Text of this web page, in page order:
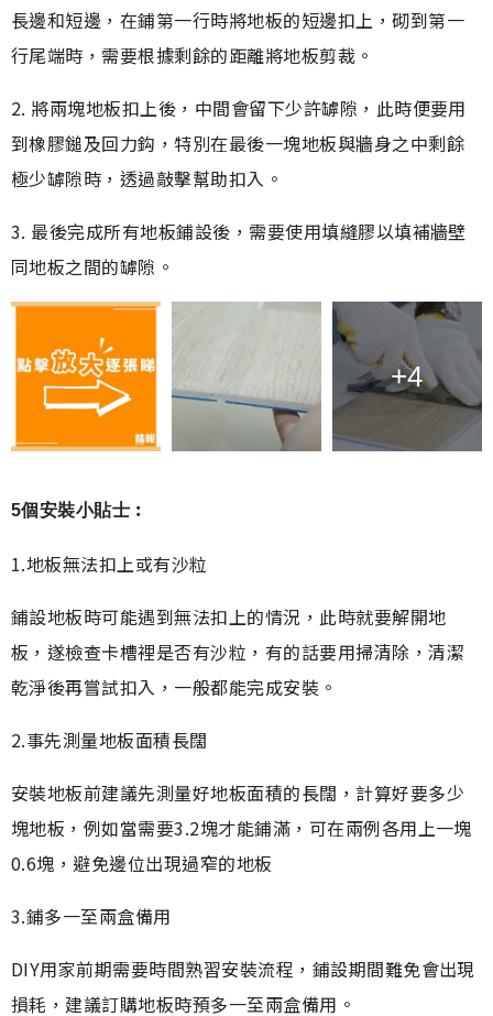
長邊和短邊，在鋪第一行時將地板的短邊扣上，砌到第一
行尾端時，需要根據剩餘的距離將地板剪裁。
2. 將兩塊地板扣上後，中間會留下少許罅隙，此時便要用
到橡膠鎚及回力鈎，特別在最後一塊地板與牆身之中剩餘
極少罅隙時，透過敲擊幫助扣入。
3. 最後完成所有地板鋪設後，需要使用填縫膠以填補牆壁
同地板之間的罅隙。
+4
5個安裝小貼士︰
1.地板無法扣上或有沙粒
鋪設地板時可能遇到無法扣上的情況，此時就要解開地
板，遂檢查卡槽裡是否有沙粒，有的話要用掃清除，清潔
乾淨後再嘗試扣入，一般都能完成安裝。
2.事先測量地板面積長闊
安裝地板前建議先測量好地板面積的長闊，計算好要多少
塊地板，例如當需要3.2塊才能鋪滿，可在兩例各用上一塊
0.6塊，避免邊位出現過窄的地板
3.鋪多一至兩盒備用
DIY用家前期需要時間熟習安裝流程，鋪設期間難免會出現
損耗，建議訂購地板時預多一至兩盒備用。